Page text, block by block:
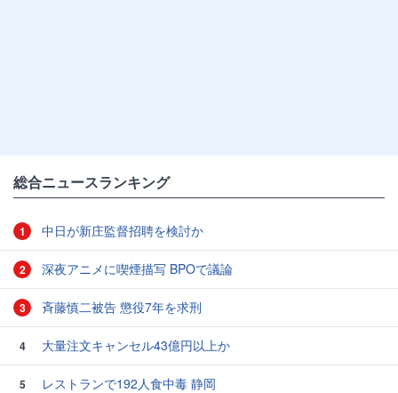
総合ニュースランキング
1 中日が新庄監督招聘を検討か
2 深夜アニメに喫煙描写 BPOで議論
3 斉藤慎二被告 懲役7年を求刑
4 大量注文キャンセル43億円以上か
5
レストランで192人食中毒 静岡